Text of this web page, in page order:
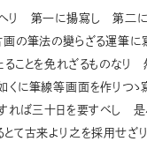
へり 第一に揚寫し 第二
の筆法の變らざる運筆
ることを免れざるもの
に筆線等画面を作りつ
すれば三十日を要すべし
て古来より之を採用せざり